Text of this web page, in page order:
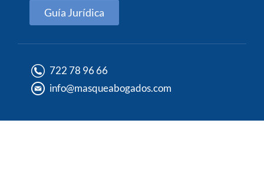
Guía Jurídica
722 78 96 66
info@masqueabogados.com